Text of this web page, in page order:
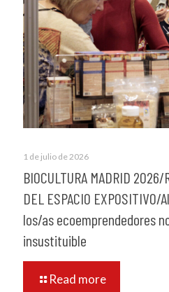
1 de julio de 2026
BIOCULTURA MADRID
DEL ESPACIO
los/as ecoemprendedores
insustituible
Read more